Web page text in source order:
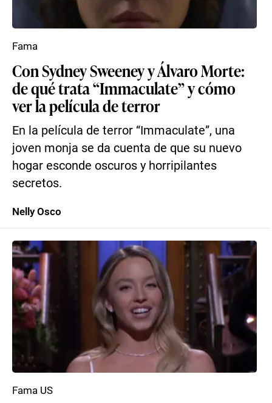
Con Sydney Sweeney y Álvaro Morte:
de qué trata “Immaculate” y cómo
ver la película de terror
En la película de terror “Immaculate”, una
joven monja se da cuenta de que su nuevo
hogar esconde oscuros y horripilantes
secretos.
Fama
Nelly Osco
Fama US